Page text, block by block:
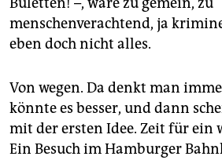
menschenverachtend, ja
eben doch nicht alles.
Von wegen. Da denkt man
könnte es besser, und dann
mit der ersten Idee. Zeit für ein
Ein Besuch im Hamburger